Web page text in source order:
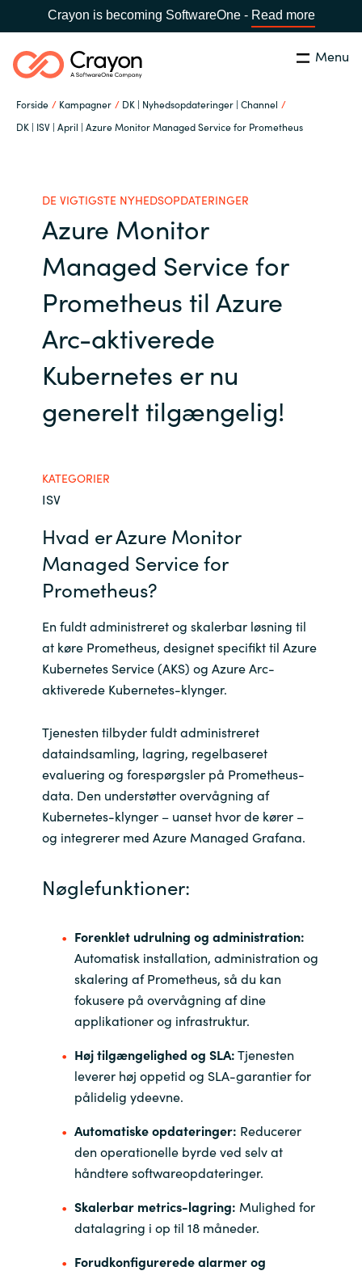
Crayon is becoming SoftwareOne - Read more
Menu
Forside Kampagner
DK | Nyhedsopdateringer | Channel
DK | ISV | April | Azure Monitor Managed Service for Prometheus
Global site
Africa
Australia
Austria
Bulgaria
Czechia
Finland
Germany
Hungary
India
Indonesia
Kingdom of Saudi Arabia
Lithuania
Malaysia
Netherlands
Norway
Oman
Philippines
Søg Luk
Om os
Softwarepartnere
Channel Partner
Viden
Karriere
DE VIGTIGSTE NYHEDSOPDATERINGER
Azure Monitor
Managed Service for
Prometheus til Azure
Arc-aktiverede
Kubernetes er nu
generelt tilgængelig!
KATEGORIER
ISV
Hvad er Azure Monitor
Managed Service for
Prometheus?
En fuldt administreret og skalerbar løsning til
at køre Prometheus, designet specifikt til Azure
Kubernetes Service (AKS) og Azure Arc-
aktiverede Kubernetes-klynger.
Tjenesten tilbyder fuldt administreret
dataindsamling, lagring, regelbaseret
evaluering og forespørgsler på Prometheus-
data. Den understøtter overvågning af
Kubernetes-klynger – uanset hvor de kører –
og integrerer med Azure Managed Grafana.
Nøglefunktioner:
Forenklet udrulning og administration:
Automatisk installation, administration og
skalering af Prometheus, så du kan
fokusere på overvågning af dine
applikationer og infrastruktur.
Høj tilgængelighed og SLA:Tjenesten
leverer høj oppetid og SLA-garantier for
pålidelig ydeevne.
Automatiske opdateringer: Reducerer
den operationelle byrde ved selv at
håndtere softwareopdateringer.
Skalerbar metrics-lagring: Mulighed for
datalagring i op til 18 måneder.
Forudkonfigurerede alarmer og